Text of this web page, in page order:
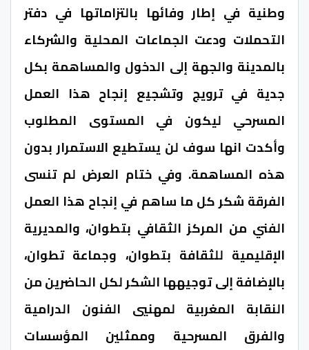
وطنية في إطار وفائها بالتزاماتها في دفتر
التحملات ودعت الجماعات المحلية والشركاء
بالمدينة والجهة إلى الدخول والمساهمة بكل
جدية في ترويج وتشجيع إنجاح هذا العمل
المسرحي ليكون في المستوى المطلوب
وأكدت انها سوف لن يستطيع الاستمرار بدون
هذه المساهمة. وفي ختام العرض لم تنسى
الفرقة شكر كل ما ساهم في إنجاح هذا العمل
الفني من المركز الثقافي بتطوان، والمديرية
الإقليمية للثقافة بتطوان، وجماعة تطوان،
بالإضافة إلى توجيهها الشكر لكل الحاضرين من
النقابة المغربية لمهنيي الفنون الدرامية
والفرق المسرحية وممثلين المؤسسات